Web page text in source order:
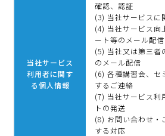
当社サービス
利用者に関す
る個人情報
確認、認証
(3) 当社サービスに
(4) 当社サービス向
ート等のメール配信
(5) 当社又は第三者
のメール配信
(6) 各種講習会、セ
するご連絡
(7) 当社サービス利
トの発送
(8) お問い合わせ・
する対応